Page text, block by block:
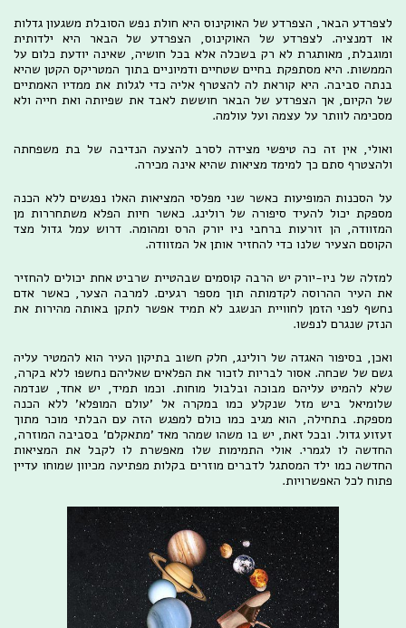
לצפרדע הבאר, הצפרדע של האוקינוס היא חולת נפש הסובלת משגעון גדלות
או דמנציה. לצפרדע של האוקינוס, הצפרדע של הבאר היא ילדותית
ומוגבלת, מאותגרת לא רק בשכלה אלא בכל חושיה, שאינה יודעת כלום על
הממשות. היא מסתפקת בחיים שטחיים ודמיוניים בתוך המטריקס הקטן שהיא
בנתה סביבה. היא קוראת לה להצטרף אליה כדי לגלות את ממדיו האמתיים
של הקיום, אך הצפרדע של הבאר חוששת לאבד את שפיותה ואת חייה ולא
מסכימה לוותר על עצמה ועל עולמה.
ואולי, אין זה כה טיפשי מצידה לסרב להצעה הנדיבה של בת משפחתה
ולהצטרף סתם כך למימד מציאות שהיא אינה מכירה.
על הסכנות המופיעות כאשר שני מפלסי המציאות האלו נפגשים ללא הכנה
מספקת יכול להעיד סיפורה של רולינג. כאשר חיות הפלא משתחררות מן
המזוודה, הן זורעות ברחבי ניו יורק הרס ומהומה. דרוש עמל גדול מצד
הקוסם הצעיר שלנו כדי להחזיר אותן אל המזוודה.
למזלה של ניו-יורק יש הרבה קוסמים שבהטיית שרביט אחת יכולים להחזיר
את העיר ההרוסה לקדמותה תוך מספר רגעים. למרבה הצער, כאשר אדם
נחשף לפני הזמן לחוויית הנשגב לא תמיד אפשר לתקן באותה מהירות את
הנזק שנגרם לנפשו.
ואכן, בסיפור האגדה של רולינג, חלק חשוב בתיקון העיר הוא להמטיר עליה
גשם של שכחה. אסור לבריות לזכור את הפלאים שאליהם נחשפו ללא בקרה,
שלא להמיט עליהם מבוכה ובלבול מוחות. וכמו תמיד, יש אחד, שנדמה
שלומיאל ביש מזל שנקלע כמו במקרה אל 'עולם המופלא' ללא הכנה
מספקת. בתחילה, הוא מגיב כמו כולם למפגש הזה עם הבלתי מוכר מתוך
זעזוע גדול. ובכל זאת, יש בו משהו שמהר מאד 'מתאקלם' בסביבה המוזרה,
החדשה לו לגמרי. אולי התמימות שלו מאפשרת לו לקבל את המציאות
החדשה כמו ילד המסתגל לדברים מוזרים בקלות מפתיעה מכיוון שמוחו עדיין
פתוח לכל האפשרויות.